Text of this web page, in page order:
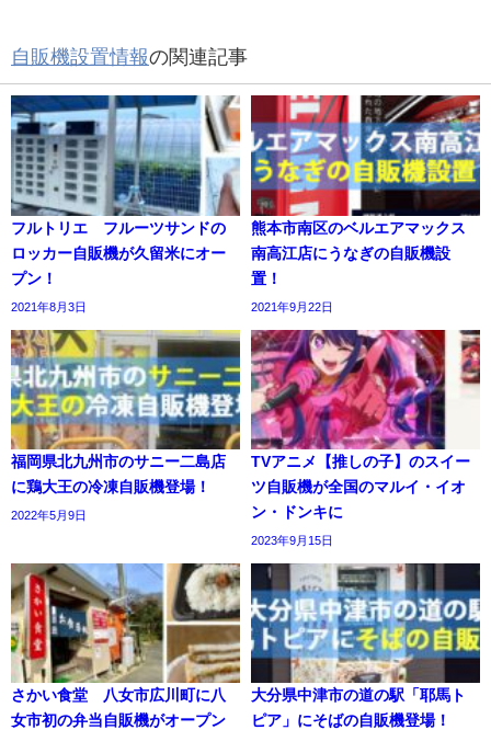
自販機設置情報の関連記事
フルトリエ フルーツサンドの
ロッカー自販機が久留米にオー
プン！
2021年8月3日
熊本市南区のベルエアマックス
南高江店にうなぎの自販機設
置！
2021年9月22日
福岡県北九州市のサニー二島店
に鶏大王の冷凍自販機登場！
2022年5月9日
TVアニメ【推しの子】のスイー
ツ自販機が全国のマルイ・イオ
ン・ドンキに
2023年9月15日
さかい食堂 八女市広川町に八
女市初の弁当自販機がオープン
大分県中津市の道の駅「耶馬ト
ピア」にそばの自販機登場！